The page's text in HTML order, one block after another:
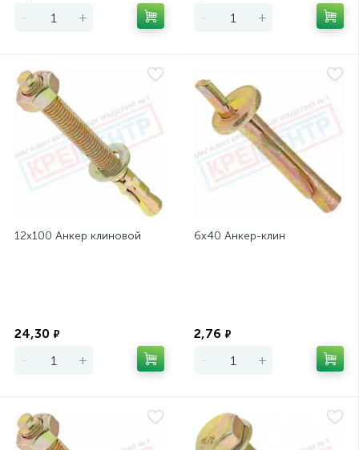
- + - +
12х100 Анкер клиновой
24,30 ₽
- +
6х40 Анкер-клин
2,76 ₽
- +